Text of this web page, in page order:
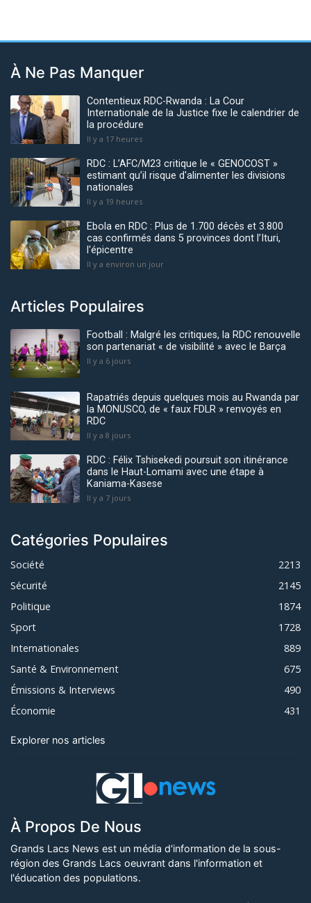
À Ne Pas Manquer
Contentieux RDC-Rwanda : La Cour
Internationale de la Justice fixe le calendrier de
la procédure
Il y a 17 heures
RDC : L’AFC/M23 critique le « GENOCOST »
estimant qu’il risque d'alimenter les divisions
nationales
Il y a 19 heures
Ebola en RDC : Plus de 1.700 décès et 3.800
cas confirmés dans 5 provinces dont l’Ituri,
l'épicentre
Il y a environ un jour
Articles Populaires
Football : Malgré les critiques, la RDC renouvelle
son partenariat « de visibilité » avec le Barça
Il y a 6 jours
Rapatriés depuis quelques mois au Rwanda par
la MONUSCO, de « faux FDLR » renvoyés en
RDC
Il y a 8 jours
RDC : Félix Tshisekedi poursuit son itinérance
dans le Haut-Lomami avec une étape à
Kaniama-Kasese
Il y a 7 jours
Catégories Populaires
Société
2213
Sécurité
2145
Politique
1874
Sport
1728
Internationales
889
Santé & Environnement
675
Émissions & Interviews
490
Économie
431
Explorer nos articles
À Propos De Nous
Grands Lacs News est un média d'information de la sous-
région des Grands Lacs oeuvrant dans l'information et
l'éducation des populations.